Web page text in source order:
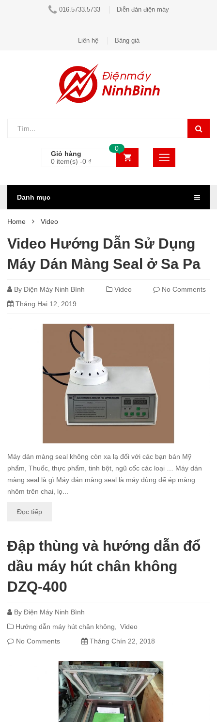
016.5733.5733 Diễn đàn điện máy
Liên hệ Bảng giá
Giỏ hàng
0 item(s) -0 ₫
0
Danh mục
Home Video
Video Hướng Dẫn Sử Dụng
Máy Dán Màng Seal ở Sa Pa
By Điện Máy Ninh Bình Video
No Comments
Tháng Hai 12, 2019
Máy dán màng seal không còn xa lạ đối với các bạn bán Mỹ
phẩm, Thuốc, thực phẩm, tinh bột, ngũ cốc các loại … Máy dán
màng seal là gì Máy dán màng seal là máy dùng để ép màng
nhôm trên chai, lọ...
Đọc tiếp
Đập thùng và hướng dẫn đổ
dầu máy hút chân không
DZQ-400
By Điện Máy Ninh Bình
Hướng dẫn máy hút chân không
Video
No Comments
Tháng Chín 22, 2018